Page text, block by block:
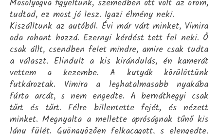
Mosolyogva figyeltünk, szemedben ott volt az öröm,
tudtad, ez most jó lesz. Igazi élmény neki.
Kiszálltunk az autóból. Évi már várt minket, Vimira
oda rohant hozzá. Ezernyi kérdést tett fel neki. Ő
csak állt, csendben felet mindre, amire csak tudta
a választ. Elindult a kis kirándulás, én kamerát
vettem a kezembe. A kutyák körülöttünk
futkároztak. Vimira a leghatalmasabb nyakába
fúrta arcát, s nem engedte. A bernáthegyi csak
tűrt és tűrt. Félre billentette fejét, és nézett
minket. Megnyalta a mellette apróságnak tűnő kis
lány fülét. Gyöngyözően felkacagott, s elengedte.